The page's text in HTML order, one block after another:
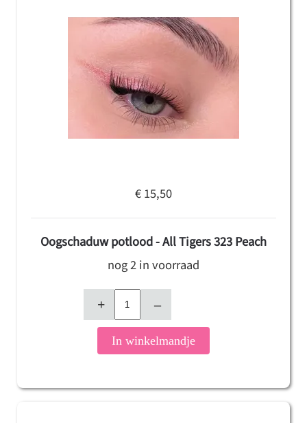
€ 15,50
Oogschaduw potlood - All Tigers 323 Peach
nog 2 in voorraad
+ –
In winkelmandje